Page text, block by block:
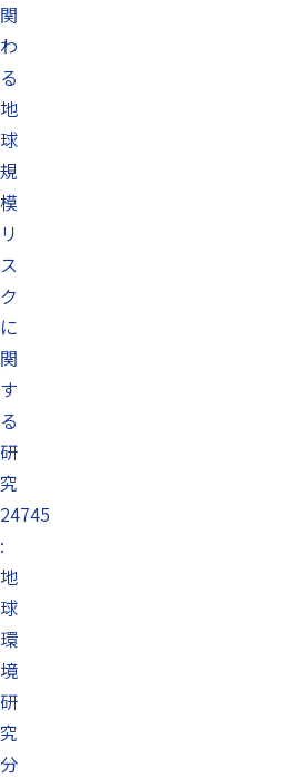
関
わ
る
地
球
規
模
リ
ス
ク
に
関
す
る
研
究
24745
:
地
球
環
境
研
究
分